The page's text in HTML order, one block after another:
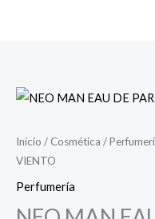
Inicio / Cosmética /
VIENTO
Perfumería